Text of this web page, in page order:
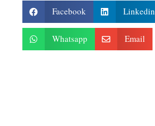
 Facebook  Linkedin
 Whatsapp  Email